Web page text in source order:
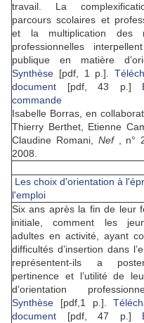
travail. La
parcours scolaires et
et la multiplication des
professionnelles
publique en matière
Synthèse [pdf, 1 p.].
document [pdf, 43 p.]
commande
Isabelle Borras, en
Thierry Berthet, Etienne
Claudine Romani, Nef
, n°
2008.
Les choix d'orientation à
l'emploi
Six ans après la fin de leur
initiale, comment les
adultes en activité, ayant
difficultés d’insertion dans
représentent-ils a
pertinence et l’utilité de
d’orientation
Synthèse [pdf,1 p.].
document [pdf, 47 p.]